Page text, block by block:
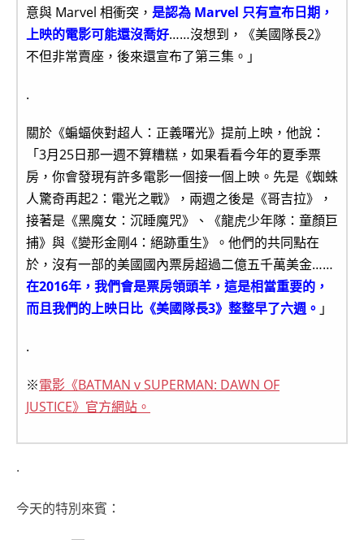
意與 Marvel 相衝突， 是認為 Marvel 只有宣布日期，
上映的電影可能還沒喬好……沒想到，《美國隊長2》
不但非常賣座，後來還宣布了第三集。」
.
關於《蝙蝠俠對超人：正義曙光》提前上映，他說：
「3月25日那一週不算糟糕，如果看看今年的夏季票
房，你會發現有許多電影一個接一個上映。先是《蜘蛛
人驚奇再起2：電光之戰》，兩週之後是《哥吉拉》，
接著是《黑魔女：沉睡魔咒》、《龍虎少年隊：童顏巨
捕》與《變形金剛4：絕跡重生》。他們的共同點在
於，沒有一部的美國國內票房超過二億五千萬美金……
在2016年，我們會是票房領頭羊，這是相當重要的，
而且我們的上映日比《美國隊長3》整整早了六週。 」
.
※電影《BATMAN v SUPERMAN: DAWN OF
JUSTICE》官方網站。
.
今天的特別來賓：